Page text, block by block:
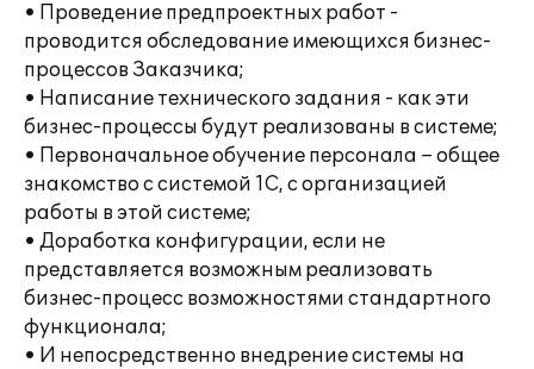
• Проведение предпроектных работ -
проводится обследование имеющихся бизнес-
процессов Заказчика;
• Написание технического задания - как эти
бизнес-процессы будут реализованы в системе;
• Первоначальное обучение персонала – общее
знакомство с системой 1С, с организацией
работы в этой системе;
• Доработка конфигурации, если не
представляется возможным реализовать
бизнес-процесс возможностями стандартного
функционала;
• И непосредственно внедрение системы на